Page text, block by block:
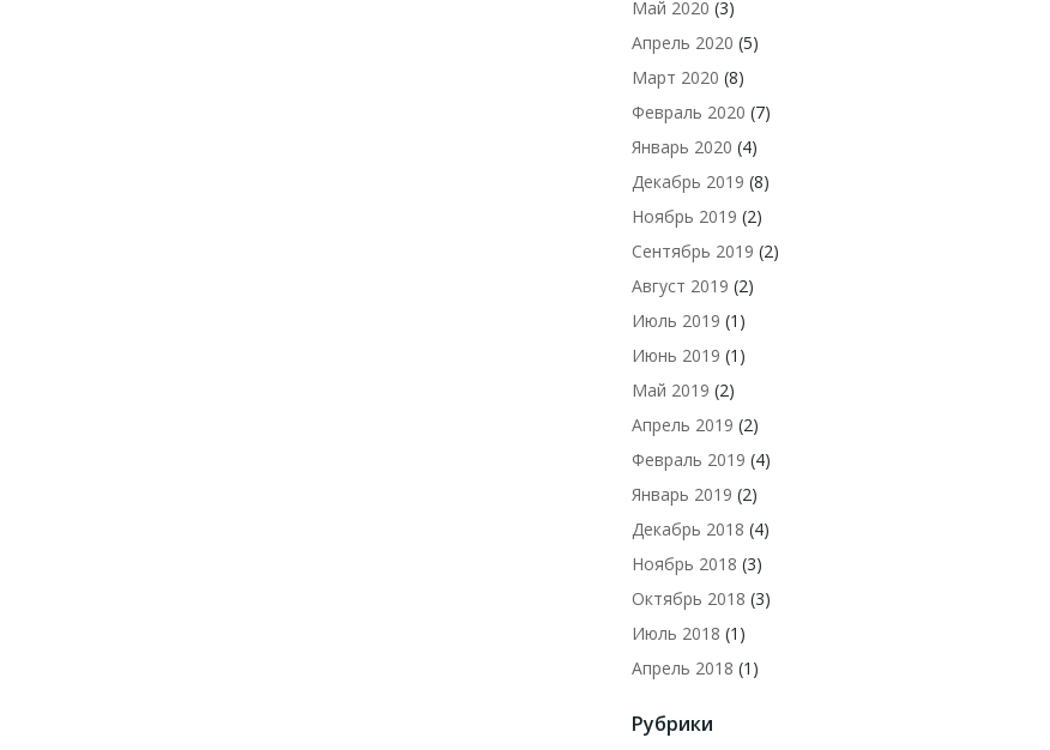
Май 2020 (3)
Апрель 2020 (5)
Март 2020 (8)
Февраль 2020 (7)
Январь 2020 (4)
Декабрь 2019 (8)
Ноябрь 2019 (2)
Сентябрь 2019 (2)
Август 2019 (2)
Июль 2019 (1)
Июнь 2019 (1)
Май 2019 (2)
Апрель 2019 (2)
Февраль 2019 (4)
Январь 2019 (2)
Декабрь 2018 (4)
Ноябрь 2018 (3)
Октябрь 2018 (3)
Июль 2018 (1)
Апрель 2018 (1)
Рубрики